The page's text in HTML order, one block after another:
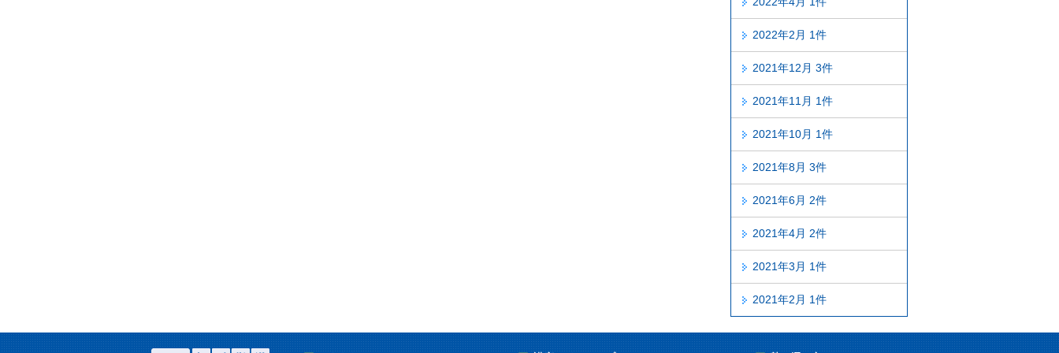
2022年2月 1件
2021年12月 3件
2021年11月 1件
2021年10月 1件
2021年8月 3件
2021年6月 2件
2021年4月 2件
2021年3月 1件
2021年2月 1件